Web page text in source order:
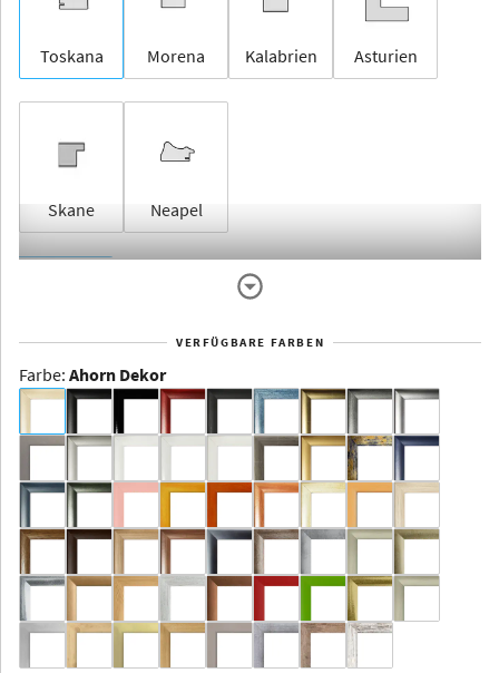
Toskana Morena Kalabrien Asturien
Skane Neapel
Dakota -
Rahmenloser
Aluminium
Yukon Alaska
VERFÜGBARE FARBEN
Farbe: Ahorn Dekor